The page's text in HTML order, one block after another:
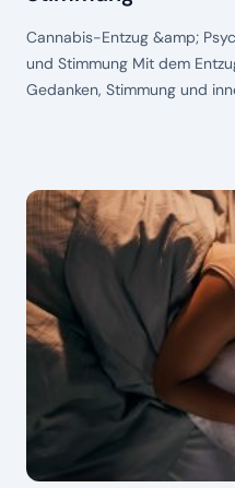
Cannabis-Entzug &amp;
und Stimmung Mit dem
Gedanken, Stimmung und
der Regel nicht gefährlich
Zusammenhang zwischen